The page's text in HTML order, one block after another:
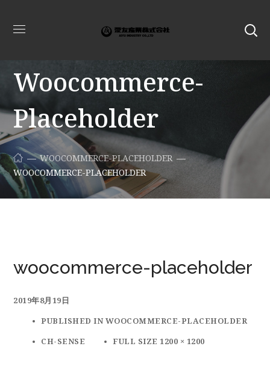
Woocommerce-
Placeholder
WOOCOMMERCE-PLACEHOLDER
WOOCOMMERCE-PLACEHOLDER
woocommerce-placeholder
2019年8月19日
PUBLISHED IN WOOCOMMERCE-PLACEHOLDER
CH-SENSE
FULL SIZE 1200 × 1200